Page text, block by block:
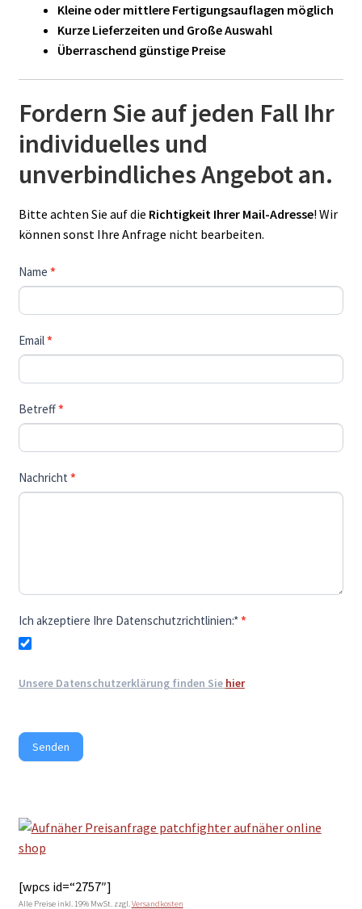
Kleine oder mittlere Fertigungsauflagen möglich
Kurze Lieferzeiten und Große Auswahl
Überraschend günstige Preise
Fordern Sie auf jeden Fall Ihr
individuelles und
unverbindliches Angebot an.
Bitte achten Sie auf die Richtigkeit Ihrer Mail-Adresse! Wir
können sonst Ihre Anfrage nicht bearbeiten.
Kontaktieren
Sie
uns
Name *
Email*
Betreff*
Nachricht *
Ich akzeptiere Ihre Datenschutzrichtlinien:**
Unsere Datenschutzerklärung finden Sie hier
Senden
[wpcs id=“2757″]
Alle Preise inkl. 19% MwSt. zzgl.Versandkosten